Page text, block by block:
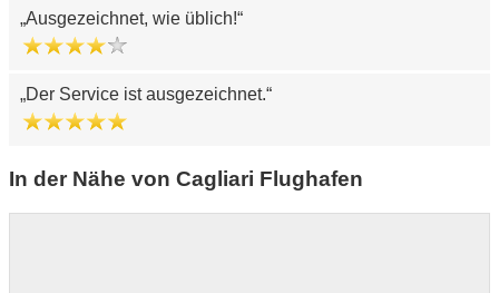
Ausgezeichnet, wie üblich!
Der Service ist ausgezeichnet.
In der Nähe von Cagliari Flughafen